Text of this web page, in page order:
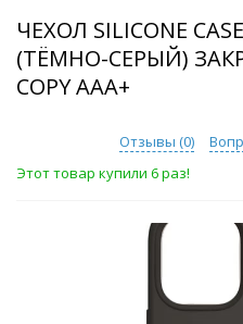
ЧЕХОЛ SILICONE
(ТЁМНО-СЕРЫЙ)
COPY AAA+
Отзывы (0)
Этот товар купили 6 раз!